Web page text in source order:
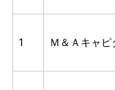
1 Ｍ＆Ａキャ